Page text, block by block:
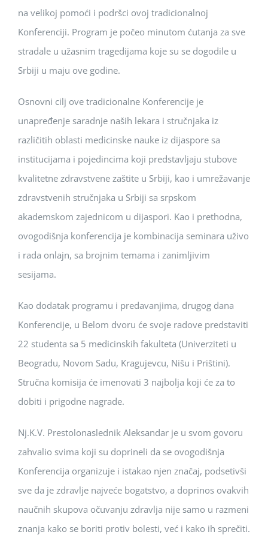
na velikoj pomoći i podršci ovoj tradicionalnoj
Konferenciji. Program je počeo minutom ćutanja za sve
stradale u užasnim tragedijama koje su se dogodile u
Srbiji u maju ove godine.
Osnovni cilj ove tradicionalne Konferencije je
unapređenje saradnje naših lekara i stručnjaka iz
različitih oblasti medicinske nauke iz dijaspore sa
institucijama i pojedincima koji predstavljaju stubove
kvalitetne zdravstvene zaštite u Srbiji, kao i umrežavanje
zdravstvenih stručnjaka u Srbiji sa srpskom
akademskom zajednicom u dijaspori. Kao i prethodna,
ovogodišnja konferencija je kombinacija seminara uživo
i rada onlajn, sa brojnim temama i zanimljivim
sesijama.
Kao dodatak programu i predavanjima, drugog dana
Konferencije, u Belom dvoru će svoje radove predstaviti
22 studenta sa 5 medicinskih fakulteta (Univerziteti u
Beogradu, Novom Sadu, Kragujevcu, Nišu i Prištini).
Stručna komisija će imenovati 3 najbolja koji će za to
dobiti i prigodne nagrade.
Nj.K.V. Prestolonaslednik Aleksandar je u svom govoru
zahvalio svima koji su doprineli da se ovogodišnja
Konferencija organizuje i istakao njen značaj, podsetivši
sve da je zdravlje najveće bogatstvo, a doprinos ovakvih
naučnih skupova očuvanju zdravlja nije samo u razmeni
znanja kako se boriti protiv bolesti, već i kako ih sprečiti.